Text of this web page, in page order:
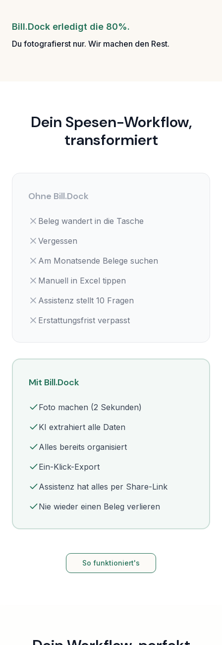
Bill.Dock erledigt die 80%.
Du fotografierst nur. Wir machen den Rest.
Dein Spesen-Workflow,
transformiert
Ohne Bill.Dock
Beleg wandert in die Tasche
Vergessen
Am Monatsende Belege suchen
Manuell in Excel tippen
Assistenz stellt 10 Fragen
Erstattungsfrist verpasst
Mit Bill.Dock
Foto machen (2 Sekunden)
KI extrahiert alle Daten
Alles bereits organisiert
Ein-Klick-Export
Assistenz hat alles per Share-Link
Nie wieder einen Beleg verlieren
So funktioniert's